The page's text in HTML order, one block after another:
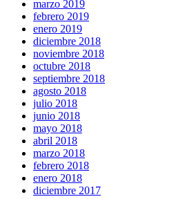
marzo 2019
febrero 2019
enero 2019
diciembre 2018
noviembre 2018
octubre 2018
septiembre 2018
agosto 2018
julio 2018
junio 2018
mayo 2018
abril 2018
marzo 2018
febrero 2018
enero 2018
diciembre 2017